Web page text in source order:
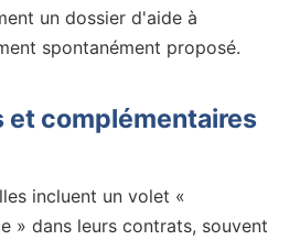
un dossier d'aide à
spontanément proposé.
et complémentaires
incluent un volet «
» dans leurs contrats, souvent